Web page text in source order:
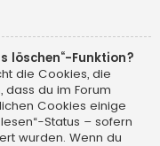
löschen“-Funktion?
die Cookies, die
dass du im Forum
Cookies einige
Status – sofern
wurden. Wenn du